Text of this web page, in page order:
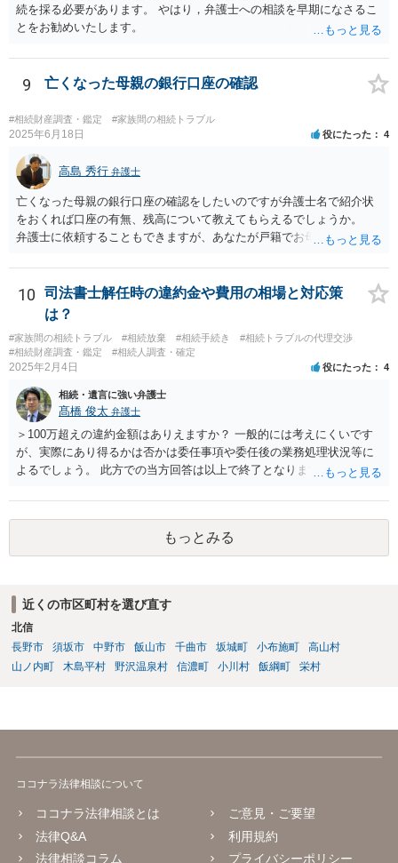
続を採る必要があります。 やはり，弁護士への相談を早期になさるこ
とをお勧めいたします。
9 亡くなった母親の銀行口座の確認
#相続財産調査・鑑定 #家族間の相続トラブル
2025年6月18日 役にたった 4
高島 秀行 弁護士
亡くなった母親の銀行口座の確認をしたいのですが弁護士名で紹介状
をおくれば口座の有無、残高について教えてもらえるでしょうか。
弁護士に依頼することもできますが、あなたが戸籍でお母さんの相続
高は教えてくれると思います。 自分ではよくわからないということ
であれば、弁護士に相談し依頼されたら良いと思います。
10
司法書士解任時の違約金や費用の相場と対応策
は？
#家族間の相続トラブル #相続放棄 #相続手続き
#相続トラブルの代理交渉
#相続財産調査・鑑定
#相続人調査・確定
2025年2月4日 役にたった 4
相続・遺言に強い弁護士
髙橋 俊太 弁護士
＞100万超えの違約金額はありえますか？ 一般的には考えにくいです
が、実際にあり得るかは否かは委任事項や委任後の業務処理状況等に
よるでしょう。 此方での当方回答は以上で終了となりますが、参考に
もっとみる
近くの市区町村を選び直す
北信
長野市
須坂市 中野市 飯山市 千曲市 坂城町 小布施町
高山村
山ノ内町
木島平村 野沢温泉村 信濃町 小川村 飯綱町 栄村
ココナラ法律相談について
ココナラ法律相談とは
法律Q&A
法律相談コラム
ご意見・ご要望
利用規約
プライバシーポリシー